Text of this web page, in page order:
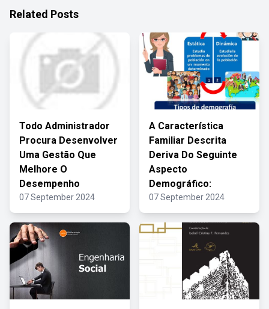
Related Posts
Todo Administrador
Procura Desenvolver
Uma Gestão Que
Melhore O
Desempenho
07 September 2024
A Característica
Familiar Descrita
Deriva Do Seguinte
Aspecto
Demográfico:
07 September 2024